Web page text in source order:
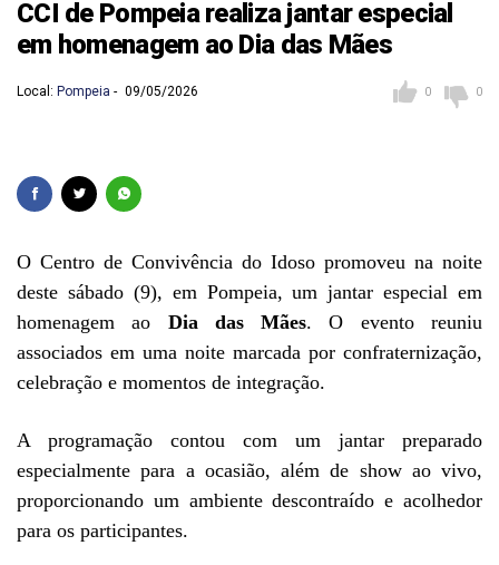
CCI de Pompeia realiza jantar especial
em homenagem ao Dia das Mães
Local: Pompeia 09/05/2026 0 0
O Centro de Convivência do Idoso promoveu na noite
deste sábado (9), em Pompeia, um jantar especial em
homenagem ao Dia das Mães. O evento reuniu
associados em uma noite marcada por confraternização,
celebração e momentos de integração.
A programação contou com um jantar preparado
especialmente para a ocasião, além de show ao vivo,
proporcionando um ambiente descontraído e acolhedor
para os participantes.